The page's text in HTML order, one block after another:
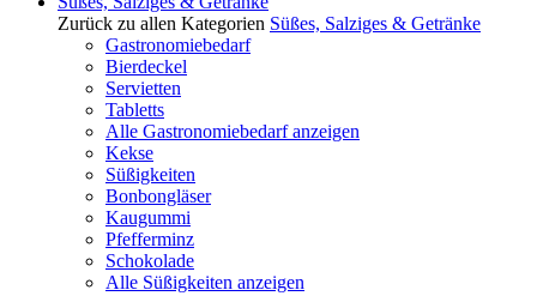
Zurück zu allen Kategorien Süßes, Salziges & Getränke
Gastronomiebedarf
Bierdeckel
Servietten
Tabletts
Alle Gastronomiebedarf anzeigen
Kekse
Süßigkeiten
Bonbongläser
Kaugummi
Pfefferminz
Schokolade
Alle Süßigkeiten anzeigen